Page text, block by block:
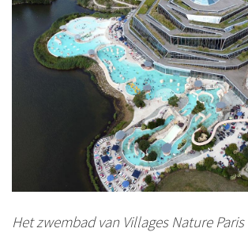
Het zwembad van Villages Nature Paris